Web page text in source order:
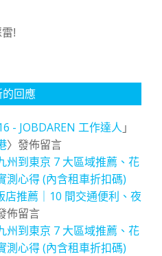
!
的回應
- JOBDAREN 工作達人 」
〉發佈留言
州到東京 7 大區域推薦、花
測心得 (內含租車折扣碼)
店推薦｜10 間交通便利、夜
佈留言
州到東京 7 大區域推薦、花
測心得 (內含租車折扣碼)